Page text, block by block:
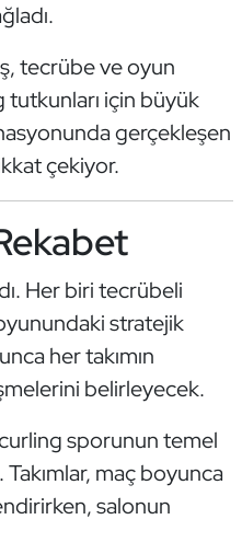
tecrübe ve oyun
tutkunları için büyük
gerçekleşen
çekiyor.
Her biri tecrübeli
stratejik
her takımın
belirleyecek.
sporunun temel
maç boyunca
salonun